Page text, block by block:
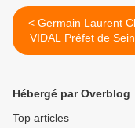
< Germain Laurent Clovis
VIDAL Préfet de
Marne du 19/11/
Hébergé par Overblog
Top articles